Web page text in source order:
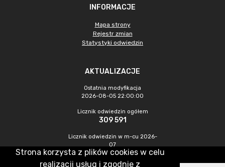
INFORMACJE
Mapa strony
Rejestr zmian
Statystyki odwiedzin
AKTUALIZACJE
Ostatnia modyfikacja
2026-08-05 22:00:00
Licznik odwiedzin ogółem
309 591
Licznik odwiedzin w m-cu 2026-
07
289
Strona korzysta z plików cookies w celu
realizacji usług i zgodnie z